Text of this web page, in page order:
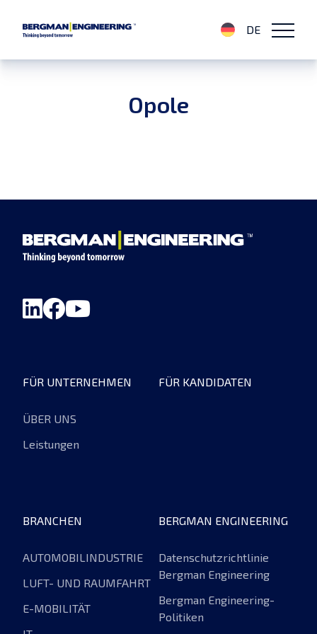
DE
Opole
FÜR UNTERNEHMEN
ÜBER UNS
Leistungen
FÜR KANDIDATEN
BRANCHEN
AUTOMOBILINDUSTRIE
LUFT- UND RAUMFAHRT
E-MOBILITÄT
BERGMAN ENGINEERING
Datenschutzrichtlinie
Bergman Engineering
Bergman Engineering-
Politiken